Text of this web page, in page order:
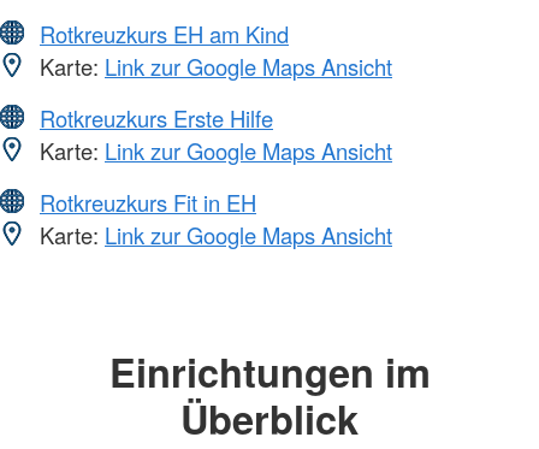
Rotkreuzkurs EH am Kind
Karte: Link zur Google Maps Ansicht
Rotkreuzkurs Erste Hilfe
Karte: Link zur Google Maps Ansicht
Rotkreuzkurs Fit in EH
Karte: Link zur Google Maps Ansicht
Einrichtungen im
Überblick